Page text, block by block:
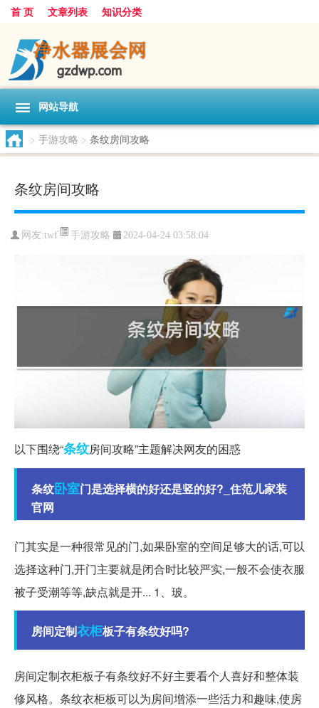
首 页 文章列表 知识分类
网站导航
> 手游攻略 > 条纹房间攻略
条纹房间攻略
网友:twf 手游攻略 2024-04-24 03:58:04
以下围绕“条纹房间攻略”主题解决网友的困惑
条纹卧室门是选择横的好还是竖的好?_住范儿家装
官网
门其实是一种很常见的门,如果卧室的空间足够大的话,可以
选择这种门,开门主要就是闭合时比较严实,一般不会使衣服
被子受潮等等,缺点就是开... 1、玻。
房间定制衣柜板子有条纹好吗?
房间定制衣柜板子有条纹好不好主要看个人喜好和整体装
修风格。条纹衣柜板可以为房间增添一些活力和趣味,使房